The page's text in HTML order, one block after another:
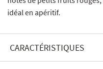
idéal en apéritif.
CARACTÉRISTIQUES